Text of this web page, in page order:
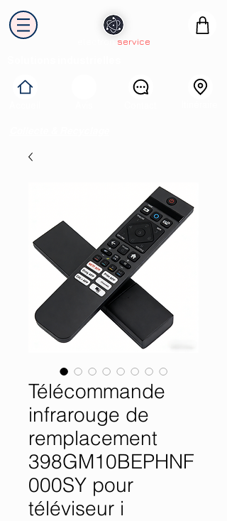
service
Télécommande
infrarouge de
remplacement
398GM10BEPHNF
000SY pour
téléviseur i